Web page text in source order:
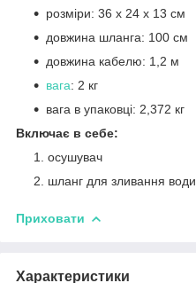
розміри: 36 х 24 х 13 см
довжина шланга: 100 см
довжина кабелю: 1,2 м
вага: 2 кг
вага в упаковці: 2,372 кг
Включає в себе:
осушувач
шланг для зливання води
Приховати
Характеристики